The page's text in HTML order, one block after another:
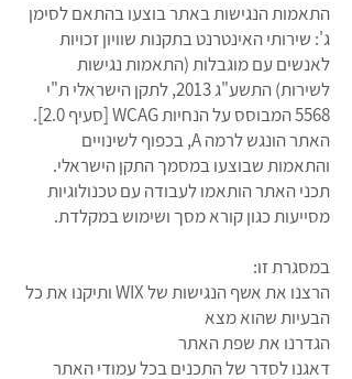
התאמות הנגישות באתר בוצעו בהתאם לסימן
ג': שירותי האינטרנט בתקנות שוויון זכויות
לאנשים עם מוגבלות (התאמות נגישות
לשירות) התשע"ג 2013, לתקן הישראלי ת"י
5568 המבוסס על הנחיות WCAG [סעיף 2.0].
האתר הונגש לרמה A, בכפוף לשינויים
והתאמות שבוצעו במסמך התקן הישראלי.
תכני האתר הותאמו לעבודה עם טכנולוגיות
מסייעות כגון קורא מסך ושימוש במקלדת.
במסגרת זו:
הרצנו את אשף הנגישות של WIX ותיקנו את כל
הבעיות שהוא מצא
הגדרנו את שפת האתר
דאגנו לסדר של התכנים בכל עמודי האתר